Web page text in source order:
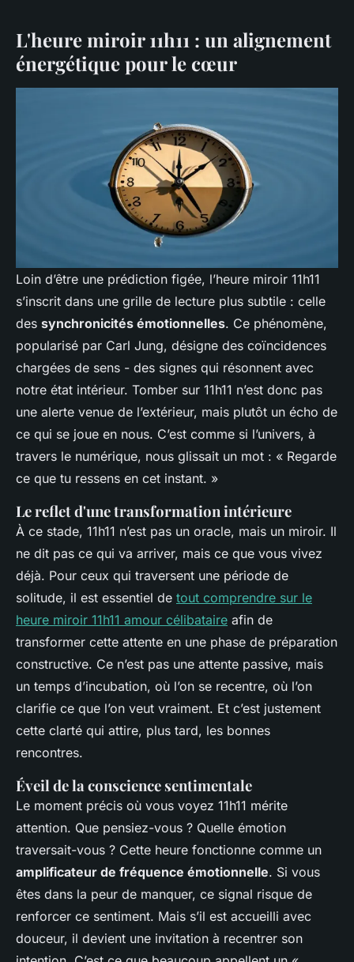
L'heure miroir 11h11 : un alignement
énergétique pour le cœur
Loin d’être une prédiction figée, l’heure miroir 11h11
s’inscrit dans une grille de lecture plus subtile : celle
des synchronicités émotionnelles. Ce phénomène,
popularisé par Carl Jung, désigne des coïncidences
chargées de sens - des signes qui résonnent avec
notre état intérieur. Tomber sur 11h11 n’est donc pas
une alerte venue de l’extérieur, mais plutôt un écho de
ce qui se joue en nous. C’est comme si l’univers, à
travers le numérique, nous glissait un mot : « Regarde
ce que tu ressens en cet instant. »
Le reflet d'une transformation intérieure
À ce stade, 11h11 n’est pas un oracle, mais un miroir. Il
ne dit pas ce qui va arriver, mais ce que vous vivez
déjà. Pour ceux qui traversent une période de
solitude, il est essentiel de tout comprendre sur le
heure miroir 11h11 amour célibataire afin de
transformer cette attente en une phase de préparation
constructive. Ce n’est pas une attente passive, mais
un temps d’incubation, où l’on se recentre, où l’on
clarifie ce que l’on veut vraiment. Et c’est justement
cette clarté qui attire, plus tard, les bonnes
rencontres.
Éveil de la conscience sentimentale
Le moment précis où vous voyez 11h11 mérite
attention. Que pensiez-vous ? Quelle émotion
traversait-vous ? Cette heure fonctionne comme un
amplificateur de fréquence émotionnelle. Si vous
êtes dans la peur de manquer, ce signal risque de
renforcer ce sentiment. Mais s’il est accueilli avec
douceur, il devient une invitation à recentrer son